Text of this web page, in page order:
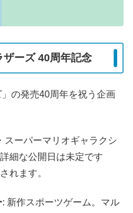
ーズ 40周年記念
」の発売40周年を祝う企画
スーパーマリオギャラクシ
細な公開日は未定です
れます。
: 新作スポーツゲーム。マル